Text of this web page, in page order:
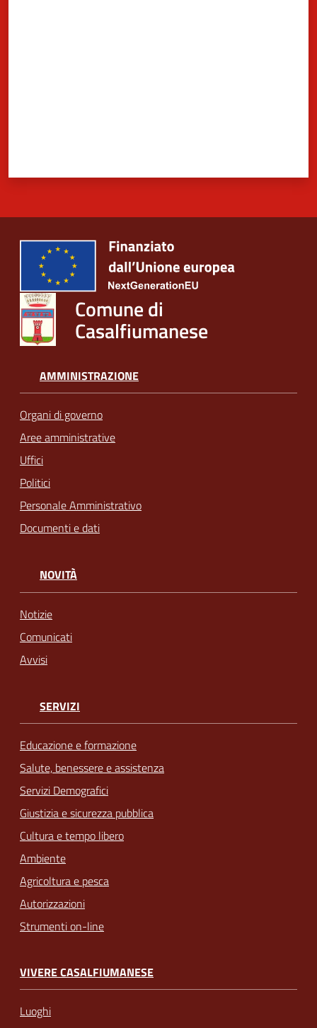
Comune di
Casalfiumanese
AMMINISTRAZIONE
Organi di governo
Aree amministrative
Uffici
Politici
Personale Amministrativo
Documenti e dati
NOVITÀ
Notizie
Comunicati
Avvisi
SERVIZI
Educazione e formazione
Salute, benessere e assistenza
Servizi Demografici
Giustizia e sicurezza pubblica
Cultura e tempo libero
Ambiente
Agricoltura e pesca
Autorizzazioni
Strumenti on-line
VIVERE CASALFIUMANESE
Luoghi